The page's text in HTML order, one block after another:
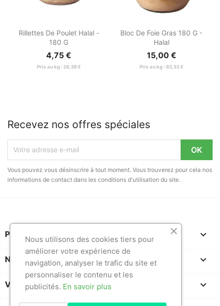
Aperçu rapide
Rillettes De Poulet Halal -
180 G
4,75 €
Prix au kg : 26,39 €
Aperçu rapide
Bloc De Foie Gras 180 G -
Halal
15,00 €
Prix au kg : 83,33 €
Recevez nos offres spéciales
Vous pouvez vous désinscrire à tout moment. Vous trouverez pour cela nos
informations de contact dans les conditions d'utilisation du site.
PRODUITS 
NOTRE SOCIÉTÉ 
VOTRE COMPTE 
Nous utilisons des cookies tiers pour
améliorer votre expérience de
navigation, analyser le trafic du site et
personnaliser le contenu et les
publicités. En savoir plus